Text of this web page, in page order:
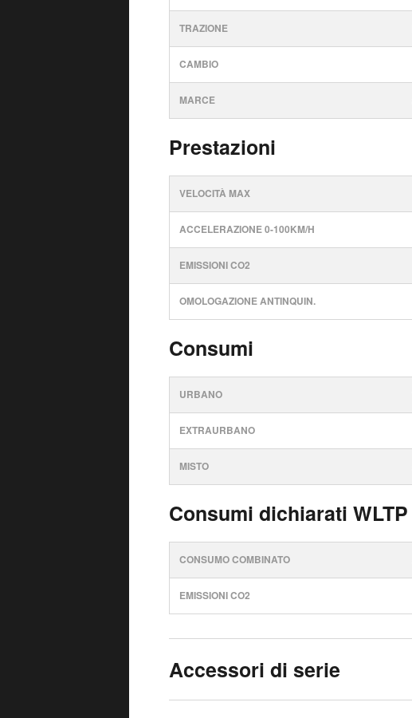
TRAZIONE
CAMBIO
MARCE
Prestazioni
VELOCITÀ MAX
ACCELERAZIONE 0-100KM/H
EMISSIONI CO2
OMOLOGAZIONE ANTINQUIN.
Consumi
URBANO
EXTRAURBANO
MISTO
Consumi dichiarati WLTP
CONSUMO COMBINATO
EMISSIONI CO2
Accessori di serie